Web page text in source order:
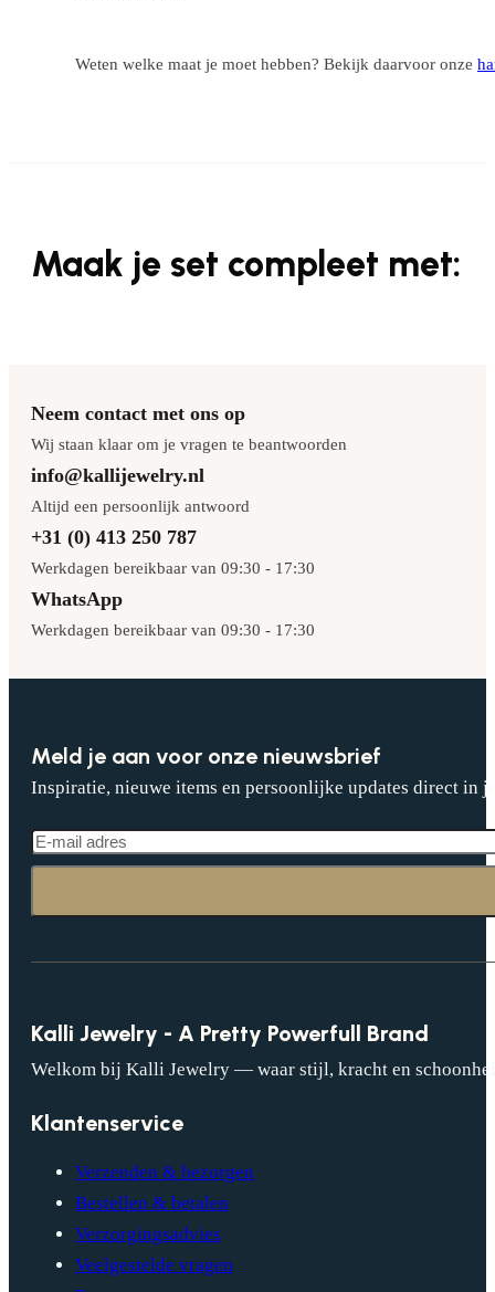
Weten welke maat je moet hebben? Bekijk daarvoor onze
Maak je set compleet met:
Neem contact met ons op
Wij staan klaar om je vragen te beantwoorden
info@kallijewelry.nl
Altijd een persoonlijk antwoord
+31 (0) 413 250 787
Werkdagen bereikbaar van 09:30 - 17:30
WhatsApp
Werkdagen bereikbaar van 09:30 - 17:30
Meld je aan voor onze nieuwsbrief
Inspiratie, nieuwe items en persoonlijke updates direct in
Kalli Jewelry - A Pretty Powerfull Brand
Welkom bij Kalli Jewelry — waar stijl, kracht en
Klantenservice
Verzenden & bezorgen
Bestellen & betalen
Verzorgingsadvies
Veelgestelde vragen